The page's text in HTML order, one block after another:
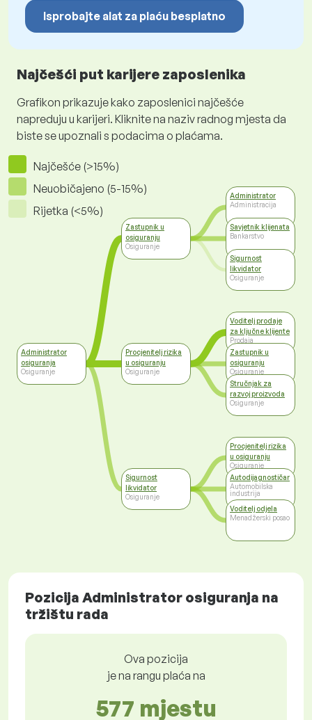
Isprobajte alat za plaću besplatno
Najčešći put karijere zaposlenika
Grafikon prikazuje kako zaposlenici najčešće
napreduju u karijeri. Kliknite na naziv radnog mjesta da
biste se upoznali s podacima o plaćama.
Najčešće (>15%)
Neuobičajeno (5-15%)
Rijetka (<5%)
Administrator
osiguranja
Osiguranje
Zastupnik u
osiguranju
Osiguranje
Procjenitelj rizika
u osiguranju
Osiguranje
Sigurnost
likvidator
Osiguranje
Administrator
Administracija
Savjetnik klijenata
Bankarstvo
Sigurnost
likvidator
Osiguranje
Voditelj prodaje
za ključne klijente
Prodaja
Zastupnik u
osiguranju
Osiguranje
Stručnjak za
razvoj proizvoda
Osiguranje
Procjenitelj rizika
u osiguranju
Osiguranje
Autodijagnostičar
Automobilska
industrija
Voditelj odjela
Menadžerski posao
Pozicija Administrator osiguranja na
tržištu rada
Ova pozicija
je na rangu plaća na
577 mjestu